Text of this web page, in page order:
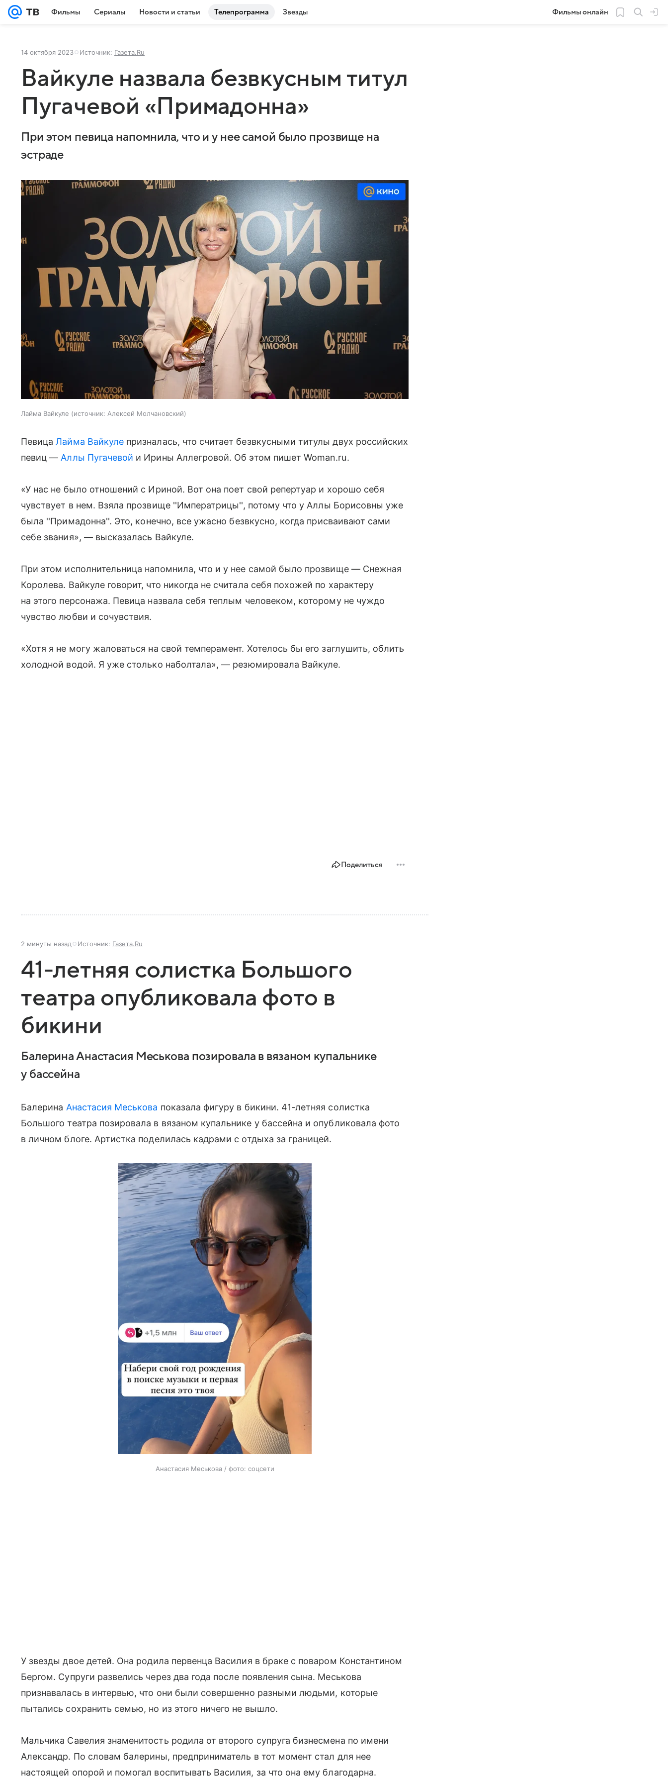
Фильмы Сериалы Новости и статьи Телепрограмма Звезды Фильмы онлайн
14 октября 2023 Источник: Газета.Ru
Вайкуле назвала безвкусным титул
Пугачевой «Примадонна»
При этом певица напомнила, что и у нее самой было прозвище на
эстраде
Лайма Вайкуле источник: Алексей Молчановский
ПевицаЛайма Вайкуле призналась, что считает безвкусными титулы двух российских
певиц — Аллы Пугачевой и Ирины Аллегровой. Об этом пишет Woman.ru.
«У нас не было отношений с Ириной. Вот она поет свой репертуар и хорошо себя
чувствует в нем. Взяла прозвище ''Императрицы'', потому что у Аллы Борисовны уже
была ''Примадонна''. Это, конечно, все ужасно безвкусно, когда присваивают сами
себе звания», — высказалась Вайкуле.
При этом исполнительница напомнила, что и у нее самой было прозвище — Снежная
Королева. Вайкуле говорит, что никогда не считала себя похожей по характеру
на этого персонажа. Певица назвала себя теплым человеком, которому не чуждо
чувство любви и сочувствия.
«Хотя я не могу жаловаться на свой темперамент. Хотелось бы его заглушить, облить
холодной водой. Я уже столько наболтала», — резюмировала Вайкуле.
Поделиться
2 минуты назад Источник: Газета.Ru
41-летняя солистка Большого
театра опубликовала фото в
бикини
Балерина Анастасия Меськова позировала в вязаном купальнике
у бассейна
Балерина Анастасия Меськова показала фигуру в бикини. 41-летняя солистка
Большого театра позировала в вязаном купальнике у бассейна и опубликовала фото
в личном блоге. Артистка поделилась кадрами с отдыха за границей.
Анастасия Меськова / фото: соцсети
У звезды двое детей. Она родила первенца Василия в браке с поваром Константином
Бергом. Супруги развелись через два года после появления сына. Меськова
признавалась в интервью, что они были совершенно разными людьми, которые
пытались сохранить семью, но из этого ничего не вышло.
Мальчика Савелия знаменитость родила от второго супруга бизнесмена по имени
Александр. По словам балерины, предприниматель в тот момент стал для нее
настоящей опорой и помогал воспитывать Василия, за что она ему благодарна.